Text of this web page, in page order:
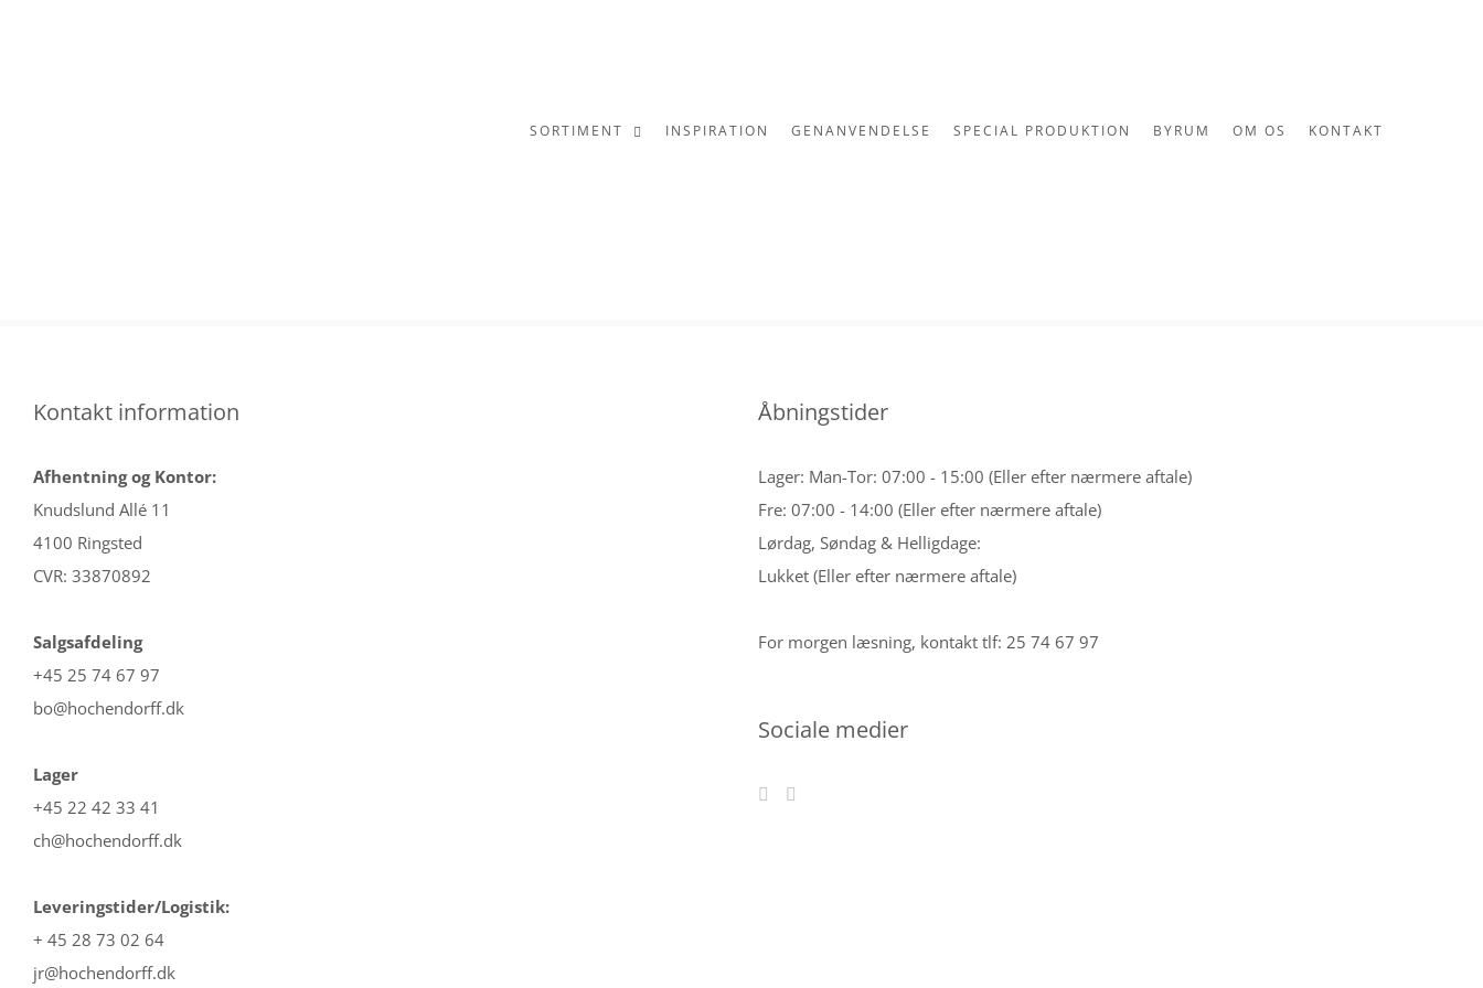
SORTIMENT INSPIRATION GENANVENDELSE SPECIAL PRODUKTION BYRUM OM OS KONTAKT
Kontakt information
Afhentning og Kontor:
Knudslund Allé 11
4100 Ringsted
CVR: 33870892
Salgsafdeling
+45 25 74 67 97
bo@hochendorff.dk
Lager
+45 22 42 33 41
ch@hochendorff.dk
Leveringstider/Logistik:
+ 45 28 73 02 64
jr@hochendorff.dk
Åbningstider
Lager: Man-Tor: 07:00 - 15:00 (Eller efter nærmere aftale)
Fre: 07:00 - 14:00 (Eller efter nærmere aftale)
Lørdag, Søndag & Helligdage:
Lukket (Eller efter nærmere aftale)
For morgen læsning, kontakt tlf: 25 74 67 97
Sociale medier